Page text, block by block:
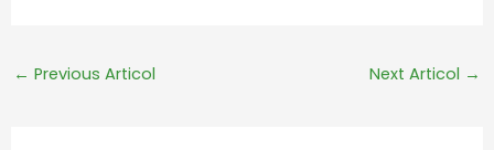
← Previous Articol Next Articol →